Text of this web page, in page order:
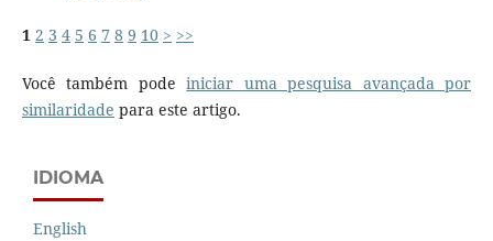
1 2 3 4 5 6 7 8 9 10 > >>
Você também podeiniciar uma pesquisa avançada por
similaridade para este artigo.
IDIOMA
English